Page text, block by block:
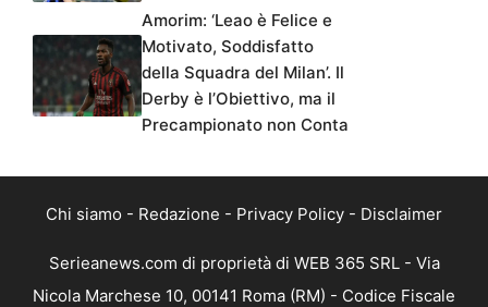
Amorim: ‘Leao è Felice e
Motivato, Soddisfatto
della Squadra del Milan’. Il
Derby è l’Obiettivo, ma il
Precampionato non Conta
Chi siamo - Redazione - Privacy Policy - Disclaimer
Serieanews.com di proprietà di WEB 365 SRL - Via
Nicola Marchese 10, 00141 Roma (RM) - Codice Fiscale